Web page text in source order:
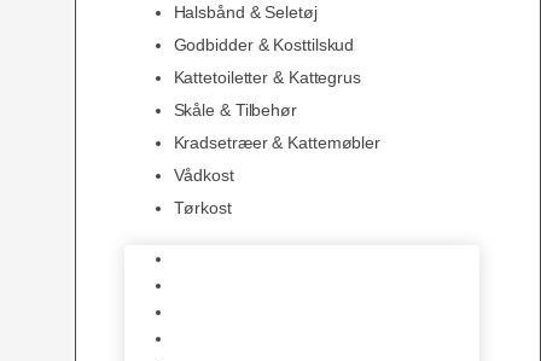
Halsbånd & Seletøj
Godbidder & Kosttilskud
Kattetoiletter & Kattegrus
Skåle & Tilbehør
Kradsetræer & Kattemøbler
Vådkost
Tørkost